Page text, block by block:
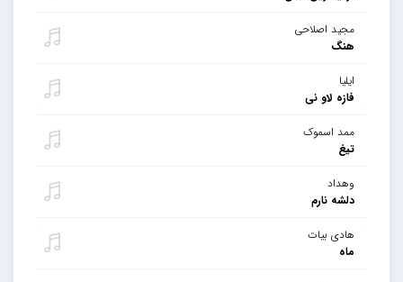
مجید اصلاحی
هنگ
ایلیا
فازه لاو نی
ممد اسموک
تیغ
وهداد
دلشه نارم
هادی بیات
ماه